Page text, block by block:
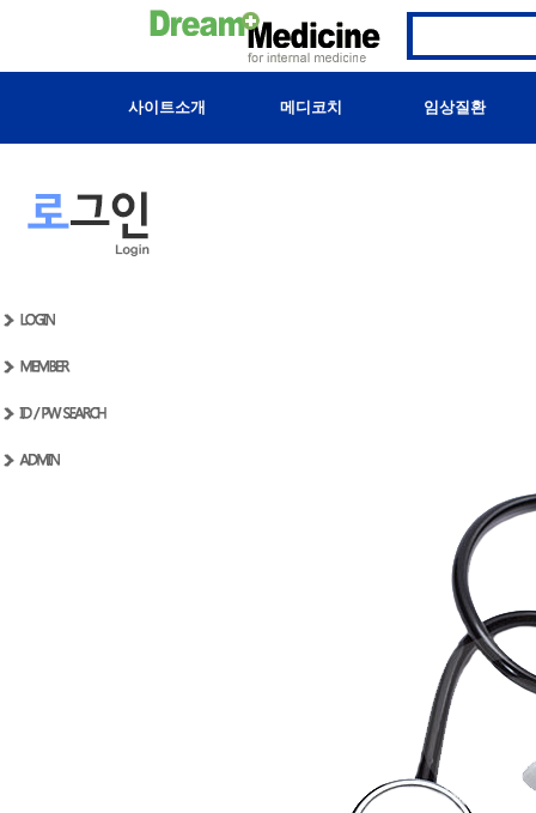
사이트소개 메디코치 임상질환